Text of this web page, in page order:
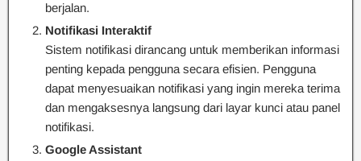
berjalan.
Notifikasi Interaktif
Sistem notifikasi dirancang untuk memberikan informasi
penting kepada pengguna secara efisien. Pengguna
dapat menyesuaikan notifikasi yang ingin mereka terima
dan mengaksesnya langsung dari layar kunci atau panel
notifikasi.
Google Assistant